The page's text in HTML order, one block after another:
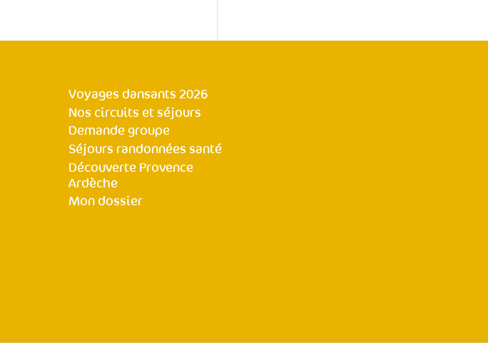
Voyages dansants 2026
Nos circuits et séjours
Demande groupe
Séjours randonnées santé
Découverte Provence
Ardèche
Mon dossier